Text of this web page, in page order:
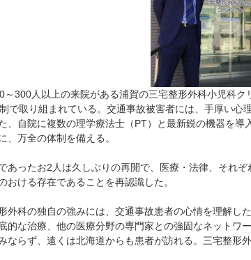
30人体制で取り組まれている。交通事故被害者に
う。また、自院に複数の理学療法士（
くために、万全の体制を備える。
同級生であったお2人は久しぶりの再開で、医療